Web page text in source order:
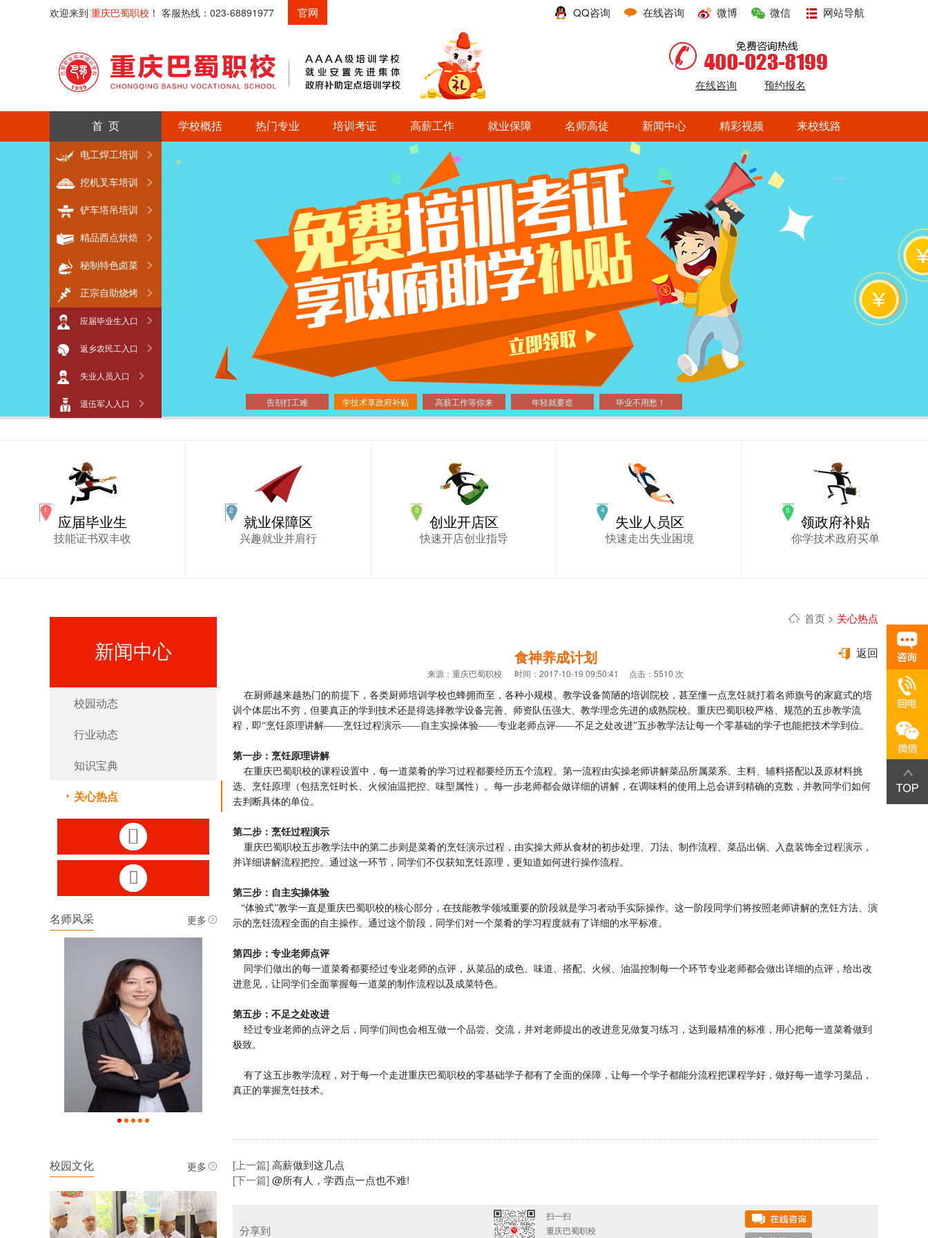
欢迎来到 重庆巴蜀职校 ！ 客服热线：023-68891977 官网 QQ咨询 在线咨询 微博 微信 网站导航
在线咨询 预约报名
首 页
电工焊工培训
挖机叉车培训
铲车塔吊培训
精品西点烘焙
秘制特色卤菜
正宗自助烧烤
应届毕业生入口
返乡农民工入口
失业人员入口
退伍军人入口
学校概括 热门专业 培训考证 高薪工作 就业保障 名师高徒 新闻中心 精彩视频 来校线路
告别打工难 学技术享政府补贴 高薪工作等你来 年轻就要造 毕业不用愁！
应届毕业生
技能证书双丰收
就业保障区
兴趣就业并肩行
创业开店区
快速开店创业指导
失业人员区
快速走出失业困境
领政府补贴
你学技术政府买单
新闻中心
校园动态
行业动态
知识宝典
关心热点


名师风采 更多
校园文化 更多
首页 > 关心热点
食神养成计划
来源：重庆巴蜀职校 时间：2017-10-19 09:50:41 点击：5510 次
返回
在厨师越来越热门的前提下，各类厨师培训学校也蜂拥而至，各种小规模、教学设备简陋的培训院校，甚至懂一点烹饪就打着名师旗号的家庭式的培
训个体层出不穷，但要真正的学到技术还是得选择教学设备完善、师资队伍强大、教学理念先进的成熟院校。重庆巴蜀职校严格、规范的五步教学流
程，即“烹饪原理讲解——烹饪过程演示——自主实操体验——专业老师点评——不足之处改进”五步教学法让每一个零基础的学子也能把技术学到位。
第一步：烹饪原理讲解
在重庆巴蜀职校的课程设置中，每一道菜肴的学习过程都要经历五个流程。第一流程由实操老师讲解菜品所属菜系、主料、辅料搭配以及原材料挑
选、烹饪原理（包括烹饪时长、火候油温把控、味型属性）。每一步老师都会做详细的讲解，在调味料的使用上总会讲到精确的克数，并教同学们如何
去判断具体的单位。
第二步：烹饪过程演示
重庆巴蜀职校五步教学法中的第二步则是菜肴的烹饪演示过程，由实操大师从食材的初步处理、刀法、制作流程、菜品出锅、入盘装饰全过程演示，
并详细讲解流程把控。通过这一环节，同学们不仅获知烹饪原理，更知道如何进行操作流程。
第三步：自主实操体验
“体验式”教学一直是重庆巴蜀职校的核心部分，在技能教学领域重要的阶段就是学习者动手实际操作。这一阶段同学们将按照老师讲解的烹饪方法、演
示的烹饪流程全面的自主操作。通过这个阶段，同学们对一个菜肴的学习程度就有了详细的水平标准。
第四步：专业老师点评
同学们做出的每一道菜肴都要经过专业老师的点评，从菜品的成色、味道、搭配、火候、油温控制每一个环节专业老师都会做出详细的点评，给出改
进意见，让同学们全面掌握每一道菜的制作流程以及成菜特色。
第五步：不足之处改进
经过专业老师的点评之后，同学们间也会相互做一个品尝、交流，并对老师提出的改进意见做复习练习，达到最精准的标准，用心把每一道菜肴做到
极致。
有了这五步教学流程，对于每一个走进重庆巴蜀职校的零基础学子都有了全面的保障，让每一个学子都能分流程把课程学好，做好每一道学习菜品，
真正的掌握烹饪技术。
[上一篇] 高薪做到这几点
[下一篇] @所有人，学西点一点也不难!
分享到
扫一扫
重庆巴蜀职校